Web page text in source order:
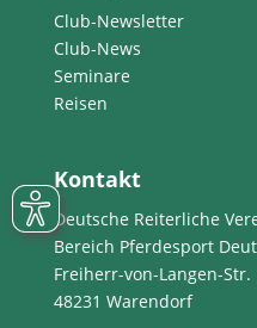
Club-Newsletter
Club-News
Seminare
Reisen
Kontakt
Deutsche Reiterliche
Bereich Pferdesport
Freiherr-von-Langen-Str.
48231 Warendorf